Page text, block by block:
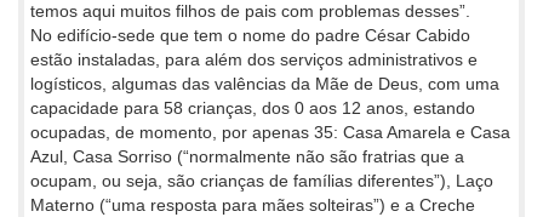
temos aqui muitos filhos de pais com problemas desses”.
No edifício-sede que tem o nome do padre César Cabido
estão instaladas, para além dos serviços administrativos e
logísticos, algumas das valências da Mãe de Deus, com uma
capacidade para 58 crianças, dos 0 aos 12 anos, estando
ocupadas, de momento, por apenas 35: Casa Amarela e Casa
Azul, Casa Sorriso (“normalmente não são fratrias que a
ocupam, ou seja, são crianças de famílias diferentes”), Laço
Materno (“uma resposta para mães solteiras”) e a Creche